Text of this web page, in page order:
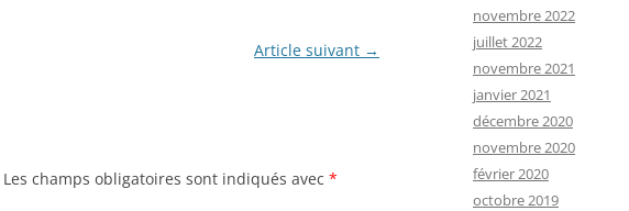
Article suivant →
Les champs obligatoires sont indiqués avec *
novembre 2022
juillet 2022
novembre 2021
janvier 2021
décembre 2020
novembre 2020
février 2020
octobre 2019